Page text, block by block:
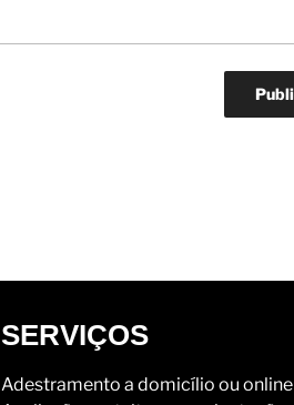
SERVIÇOS
Adestramento a domicílio ou online